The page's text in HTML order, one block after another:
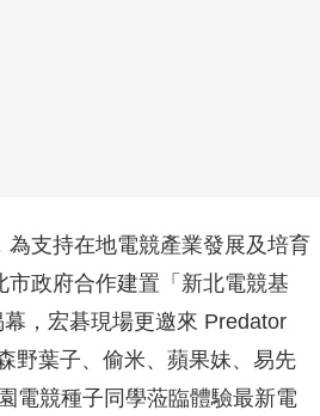
為支持在地電競產業發展及培育
市政府合作建置「新北電競基
，宏碁現場更邀來 Predator
野葉子、偷米、蘋果妹、易先
電競種子同學蒞臨體驗最新電